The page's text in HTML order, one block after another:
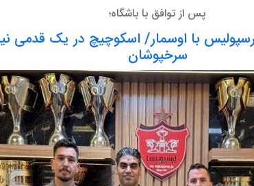
پس از توافق با باشگاه؛
با اوسمار/ اسکوچیچ در یک قدمی
سرخپوشان